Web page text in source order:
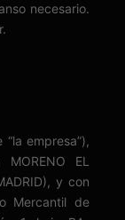
necesario.
“la empresa”),
EL
y con
Mercantil de